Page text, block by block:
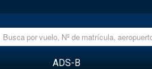
ADS-B